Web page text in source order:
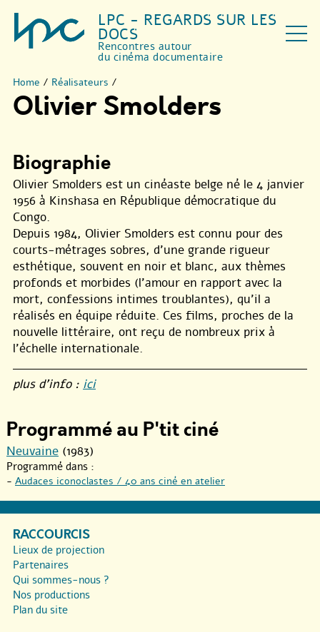
LPC - REGARDS SUR LES
DOCS
Rencontres autour
du cinéma documentaire
Home / Réalisateurs /
Olivier Smolders
Biographie
Olivier Smolders est un cinéaste belge né le 4 janvier
1956 à Kinshasa en République démocratique du
Congo.
Depuis 1984, Olivier Smolders est connu pour des
courts-métrages sobres, d’une grande rigueur
esthétique, souvent en noir et blanc, aux thèmes
profonds et morbides (l’amour en rapport avec la
mort, confessions intimes troublantes), qu’il a
réalisés en équipe réduite. Ces films, proches de la
nouvelle littéraire, ont reçu de nombreux prix à
l’échelle internationale.
plus d’info : ici
Programmé au P'tit ciné
Neuvaine (1983)
Programmé dans :
- Audaces iconoclastes / 40 ans ciné en atelier
RACCOURCIS
Lieux de projection
Partenaires
Qui sommes-nous ?
Nos productions
Plan du site